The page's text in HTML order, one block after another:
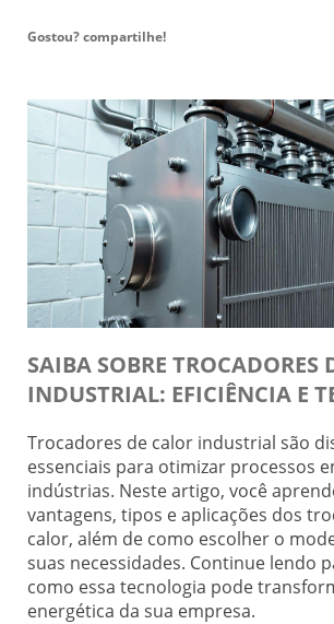
Gostou? compartilhe!
SAIBA SOBRE TROCADORES
INDUSTRIAL: EFICIÊNCIA E
Trocadores de calor industrial são
essenciais para otimizar processos
indústrias. Neste artigo, você
vantagens, tipos e aplicações dos
calor, além de como escolher o
suas necessidades. Continue lendo
como essa tecnologia pode
energética da sua empresa.